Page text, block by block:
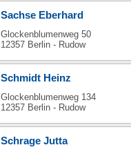
Sachse Eberhard
Glockenblumenweg 50
12357 Berlin - Rudow
Schmidt Heinz
Glockenblumenweg 134
12357 Berlin - Rudow
Schrage Jutta